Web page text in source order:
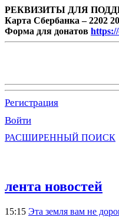
РЕКВИЗИТЫ ДЛЯ
Карта Сбербанка – 2202
Форма для донатов
Регистрация
Войти
РАСШИРЕННЫЙ ПОИСК
лента новостей
15:15 Эта земля вам не